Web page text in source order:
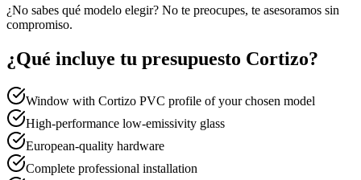
¿No sabes qué modelo elegir? No te preocupes, te asesoramos sin
compromiso.
¿Qué incluye tu presupuesto Cortizo?
Window with Cortizo PVC profile of your chosen model
High-performance low-emissivity glass
European-quality hardware
Complete professional installation